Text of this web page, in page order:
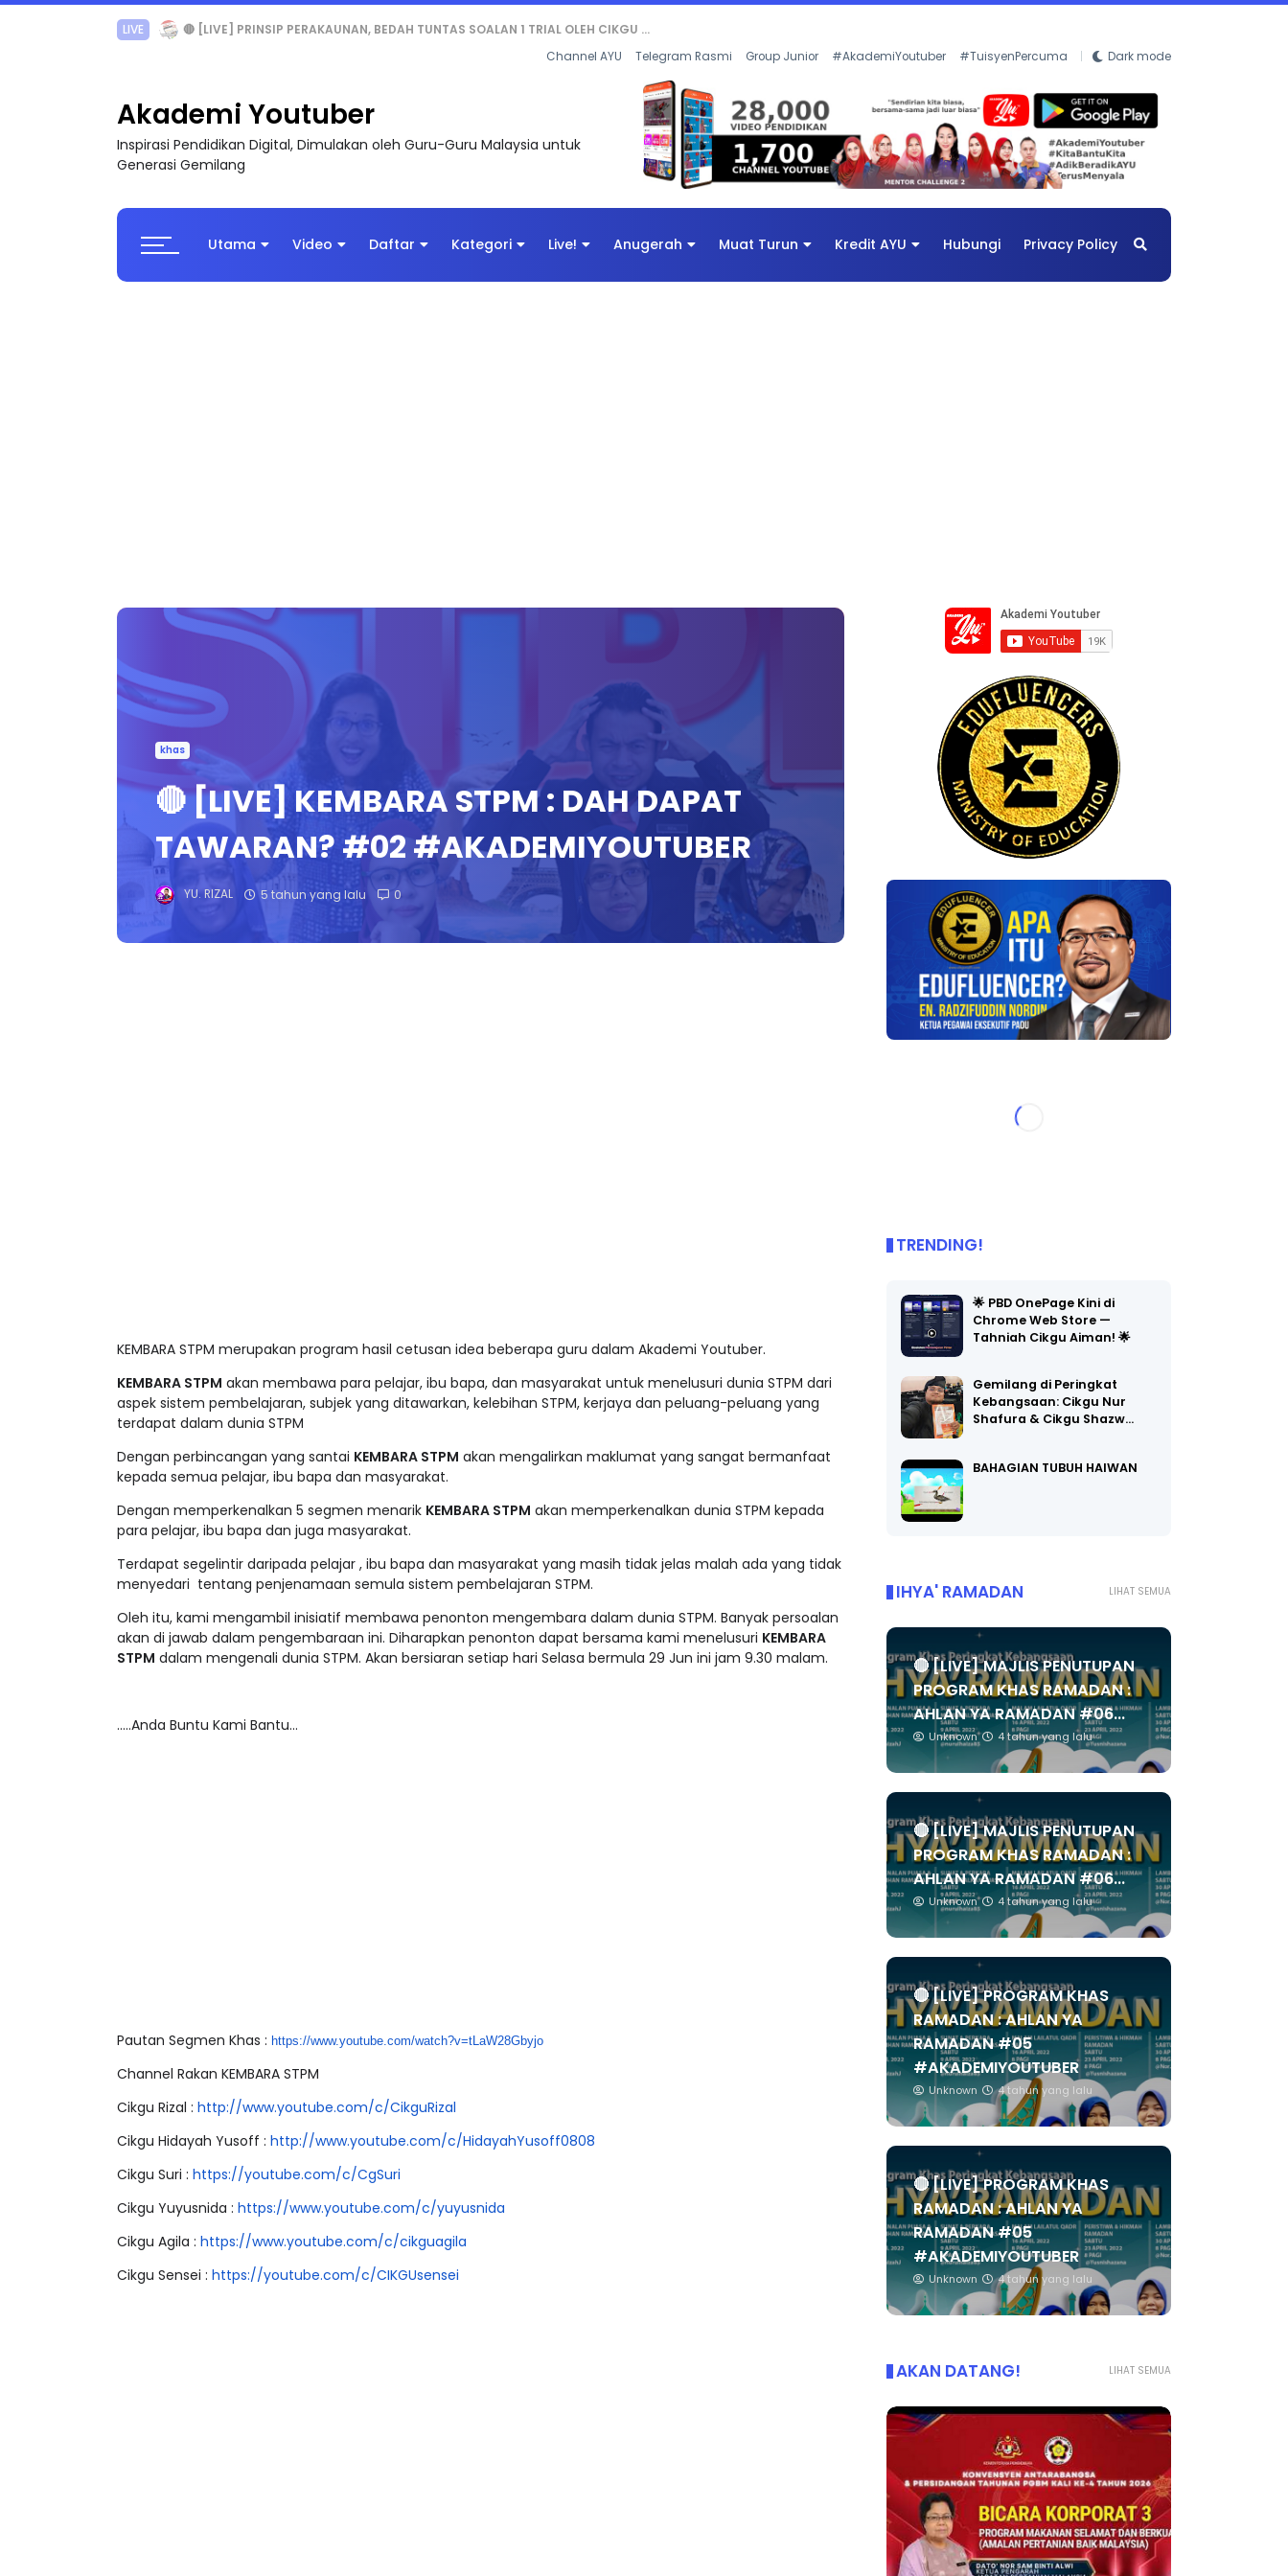
TRANSFORMASI DIGITAL GURU SIRI 7 : PAHLAWAN DIGITAL PENYELAMAT DUNIA
Channel AYU Telegram Rasmi Group Junior #AkademiYoutuber #TuisyenPercuma Dark mode
Akademi Youtuber
Inspirasi Pendidikan Digital, Dimulakan oleh Guru-Guru Malaysia untuk
Generasi Gemilang
Utama Video Daftar Kategori Live! Anugerah Muat Turun Kredit AYU Hubungi Privacy Policy
khas
🔴 [LIVE] KEMBARA STPM : DAH DAPAT
TAWARAN? #02 #AKADEMIYOUTUBER
YU. RIZAL 5 tahun yang lalu 0
KEMBARA STPM merupakan program hasil cetusan idea beberapa guru dalam Akademi Youtuber.
KEMBARA STPM akan membawa para pelajar, ibu bapa, dan masyarakat untuk menelusuri dunia STPM dari
aspek sistem pembelajaran, subjek yang ditawarkan, kelebihan STPM, kerjaya dan peluang-peluang yang
terdapat dalam dunia STPM
Dengan perbincangan yang santai KEMBARA STPM akan mengalirkan maklumat yang sangat bermanfaat
kepada semua pelajar, ibu bapa dan masyarakat.
Dengan memperkenalkan 5 segmen menarik KEMBARA STPM akan memperkenalkan dunia STPM kepada
para pelajar, ibu bapa dan juga masyarakat.
Terdapat segelintir daripada pelajar , ibu bapa dan masyarakat yang masih tidak jelas malah ada yang tidak
menyedari tentang penjenamaan semula sistem pembelajaran STPM.
Oleh itu, kami mengambil inisiatif membawa penonton mengembara dalam dunia STPM. Banyak persoalan
akan di jawab dalam pengembaraan ini. Diharapkan penonton dapat bersama kami menelusuri KEMBARA
STPM dalam mengenali dunia STPM. Akan bersiaran setiap hari Selasa bermula 29 Jun ini jam 9.30 malam.
.....Anda Buntu Kami Bantu...
Pautan Segmen Khas : https://www.youtube.com/watch?v=tLaW28Gbyjo
Channel Rakan KEMBARA STPM
Cikgu Rizal : http://www.youtube.com/c/CikguRizal
Cikgu Hidayah Yusoff : http://www.youtube.com/c/HidayahYusoff0808
Cikgu Suri : https://youtube.com/c/CgSuri
Cikgu Yuyusnida : https://www.youtube.com/c/yuyusnida
Cikgu Agila : https://www.youtube.com/c/cikguagila
Cikgu Sensei : https://youtube.com/c/CIKGUsensei
TRENDING!
🌟 PBD OnePage Kini di
Chrome Web Store —
Tahniah Cikgu Aiman! 🌟
Gemilang di Peringkat
Kebangsaan: Cikgu Nur
Shafura & Cikgu Shazw…
BAHAGIAN TUBUH HAIWAN
LIHAT SEMUA
IHYA' RAMADAN
🔴 [LIVE] MAJLIS PENUTUPAN
PROGRAM KHAS RAMADAN :
AHLAN YA RAMADAN #06...
Unknown 4 tahun yang lalu
🔴 [LIVE] MAJLIS PENUTUPAN
PROGRAM KHAS RAMADAN :
AHLAN YA RAMADAN #06...
Unknown 4 tahun yang lalu
🔴 [LIVE] PROGRAM KHAS
RAMADAN : AHLAN YA
RAMADAN #05
#AKADEMIYOUTUBER
Unknown 4 tahun yang lalu
🔴 [LIVE] PROGRAM KHAS
RAMADAN : AHLAN YA
RAMADAN #05
#AKADEMIYOUTUBER
Unknown 4 tahun yang lalu
LIHAT SEMUA
AKAN DATANG!